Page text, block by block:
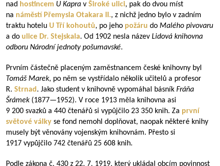
nad hostincem U Kapra v Široké ulici, pak do dvou míst
na náměstí Přemysla Otakara II., z nichž jedno bylo v zadním
traktu hotelu U Tří kohoutů, po jeho požáru do Malého pivovaru
a do ulice Dr. Stejskala. Od 1902 nesla název Lidová knihovna
odboru Národní jednoty pošumavské.
Prvním částečně placeným zaměstnancem české knihovny byl
Tomáš Marek, po něm se vystřídalo několik učitelů a profesor
R. Strnad . Jako student v knihovně vypomáhal básník Fráňa
Šrámek(1877—1952). V roce 1913 měla knihovna asi
9 200 svazků a 440 čtenářů si vypůjčilo 23 350 knih. Za první
světové války se fond nemohl doplňovat, naopak některé knihy
musely být věnovány vojenským knihovnám. Přesto si
1917 vypůjčilo 742 čtenářů 25 608 knih.
Podle zákona č. 430 z 22. 7. 1919, který ukládal obcím povinnost